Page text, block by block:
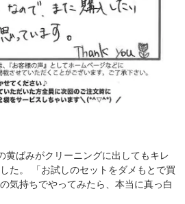
黄ばみがクリーニングに出してもキレ
た。 「お試しのセットをダメもとで買
気持ちでやってみたら、本当に真っ白